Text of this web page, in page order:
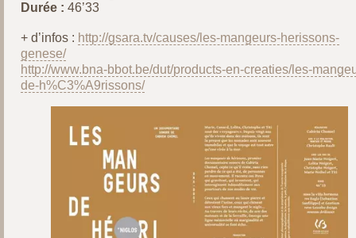
Durée : 46’33
+ d’infos : http://gsara.tv/causes/les-mangeurs-herissons-
genese/
http://www.bna-bbot.be/dut/products-en-creaties/les-
de-h%C3%A9rissons/